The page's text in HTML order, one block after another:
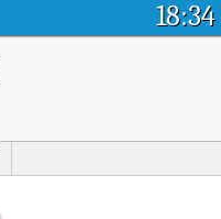
18:34